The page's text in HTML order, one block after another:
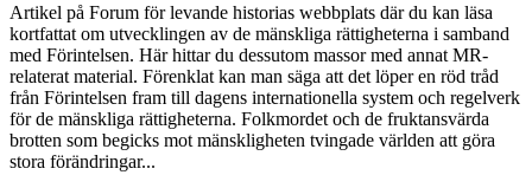
Artikel på Forum för levande historias webbplats där du kan läsa
kortfattat om utvecklingen av de mänskliga rättigheterna i samband
med Förintelsen. Här hittar du dessutom massor med annat MR-
relaterat material. Förenklat kan man säga att det löper en röd tråd
från Förintelsen fram till dagens internationella system och regelverk
för de mänskliga rättigheterna. Folkmordet och de fruktansvärda
brotten som begicks mot mänskligheten tvingade världen att göra
stora förändringar...